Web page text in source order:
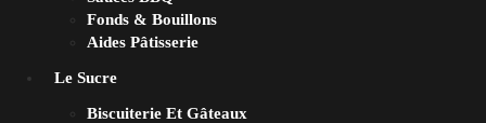
Fonds & Bouillons
Aides Pâtisserie
Le Sucre
Biscuiterie Et Gâteaux